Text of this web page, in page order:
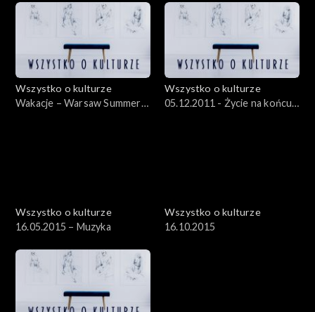
13.07.2012
Wszystko o kulturze
Wakacje – Warsaw Summer
Wszystko o kulturze
05.12.2011 - Życie na końcu
Wszystko o kulturze
16.05.2015 – Muzyka
Wszystko o kulturze
16.10.2015